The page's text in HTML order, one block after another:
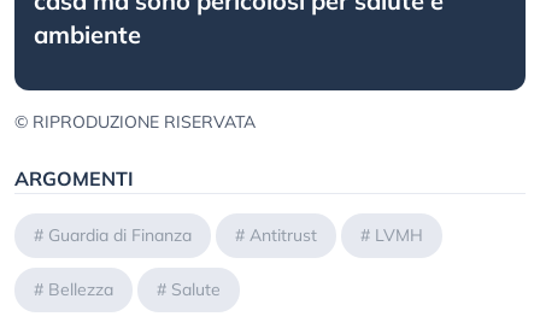
ambiente
© RIPRODUZIONE RISERVATA
ARGOMENTI
# Guardia di Finanza # Antitrust # LVMH
# Bellezza # Salute